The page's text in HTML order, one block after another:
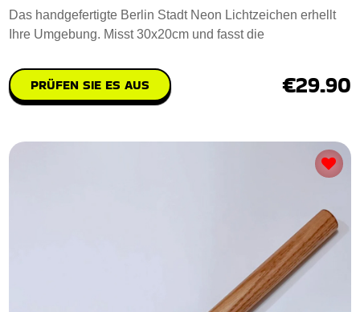
Das handgefertigte Berlin Stadt Neon Lichtzeichen erhellt
Ihre Umgebung. Misst 30x20cm und fasst die
PRÜFEN SIE ES AUS €29.90